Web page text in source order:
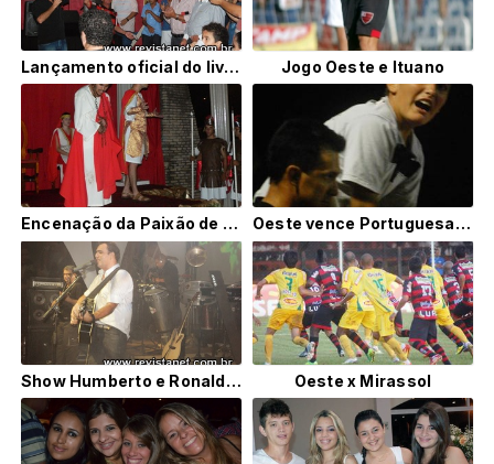
Lançamento oficial do livro Oeste FC - Visto pelos olhos da imprensa Jogo Oeste e Ituano
Encenação da Paixão de Cristo no Lago do Jardim itauera Oeste vence Portuguesa de virada por 3x2 em Itápolis
Show Humberto e Ronaldo no Poseidon dia 25/02 Oeste x Mirassol